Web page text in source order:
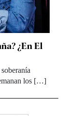
¿En El
los […]